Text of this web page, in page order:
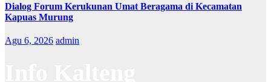
Dialog Forum Kerukunan Umat Beragama di Kecamatan
Kapuas Murung
Agu 6, 2026 admin